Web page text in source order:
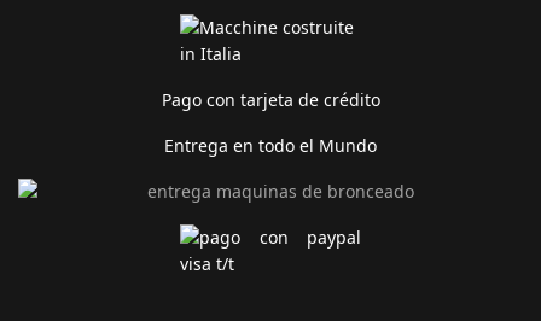
Pago con tarjeta de crédito
Entrega en todo el Mundo